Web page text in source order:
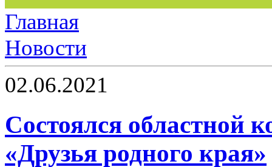
Главная
Новости
02.06.2021
Cостоялся областной
«Друзья родного края»